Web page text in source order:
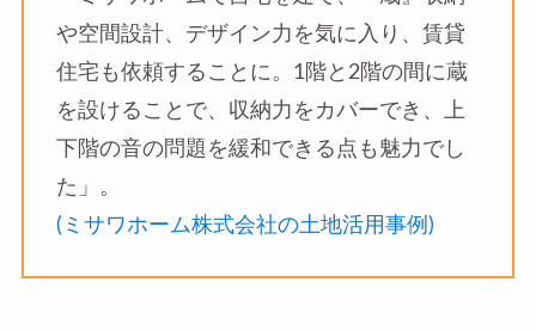
や空間設計、デザイン力を気に入り、賃貸
住宅も依頼することに。1階と2階の間に蔵
を設けることで、収納力をカバーでき、上
下階の音の問題を緩和できる点も魅力でし
た」。
(ミサワホーム株式会社の土地活用事例)